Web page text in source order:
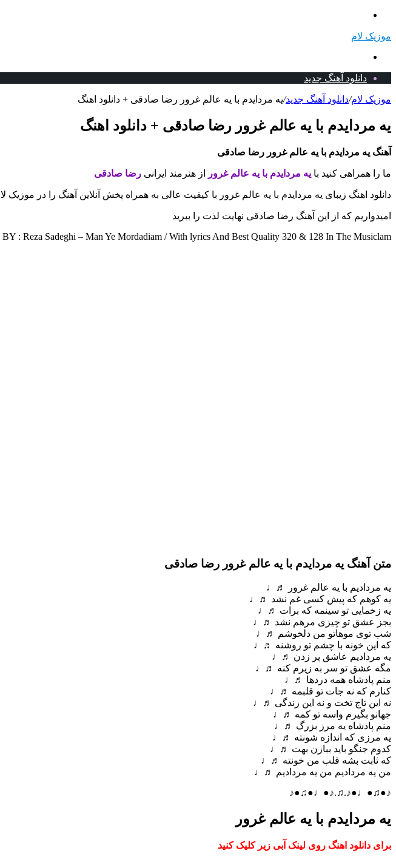
موزیک لام
دانلود آهنگ جدید
موزیک لام/دانلود آهنگ جدید/یه مردایدم با یه عالم غرور رضا صادقی + دانلود اهنگ
یه مردایدم با یه عالم غرور رضا صادقی + دانلود اهنگ
آهنگ یه مردایدم با یه عالم غرور رضا صادقی
ما را همراهی کنید با یه مردایدم با یه عالم غرور از هنرمند ایرانی رضا صادقی
دانلود اهنگ زیبای یه مردایدم با یه عالم غرور با کیفیت عالی به همراه پخش آنلاین آهنگ را در
امیدواریم که از این آهنگ رضا صادقی نهایت لذت را ببرید
: Reza Sadeghi – Man Ye Mordadiam / With lyrics And Best Quality 320 & 128 In The Musiclam
متن آهنگ یه مردایدم با یه عالم غرور رضا صادقی
یه مردادیم با یه عالم غرور ♬♩
یه کوهم که پیش کسی غم نشد ♬♩
یه زخمایی تو سینمه که برات ♬♩
بجز عشق تو چیزی مرهم نشد ♬♩
شب توی موهاتو من دلخوشم ♬♩
که این خونه با چشم تو روشنه ♬♩
یه مردادیم عاشق پر زدن ♬♩
مگه عشق تو سر به زیرم کنه ♬♩
منم پادشاه همه دردها ♬♩
کنارم که نه جات تو قلبمه ♬♩
نه این تاج تخت و نه این زندگی ♬♩
جهانو بگیرم واسه تو کمه ♬♩
منم پادشاه یه مرز بزرگ ♬♩
یه مرزی که اندازه شونته ♬♩
کدوم جنگو باید ببازن بهت ♬♩
که ثابت بشه قلب من خونته ♬♩
من یه مردادیم من یه مردادیم ♬♩
♪●♫●♩●♪.♫.♪●♩●♫●♪
یه مردایدم با یه عالم غرور
برای دانلود اهنگ روی لینک آبی زیر کلیک کنید